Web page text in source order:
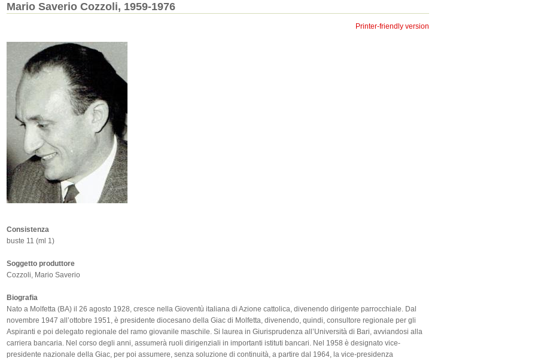
Mario Saverio Cozzoli, 1959-1976
Printer-friendly version
Consistenza
buste 11 (ml 1)
Soggetto produttore
Cozzoli, Mario Saverio
Biografia
Nato a Molfetta (BA) il 26 agosto 1928, cresce nella Gioventù italiana di Azione cattolica, divenendo dirigente parrocchiale. Dal
novembre 1947 all’ottobre 1951, è presidente diocesano della Giac di Molfetta, divenendo, quindi, consultore regionale per gli
Aspiranti e poi delegato regionale del ramo giovanile maschile. Si laurea in Giurisprudenza all’Università di Bari, avviandosi alla
carriera bancaria. Nel corso degli anni, assumerà ruoli dirigenziali in importanti istituti bancari. Nel 1958 è designato vice-
presidente nazionale della Giac, per poi assumere, senza soluzione di continuità, a partire dal 1964, la vice-presidenza